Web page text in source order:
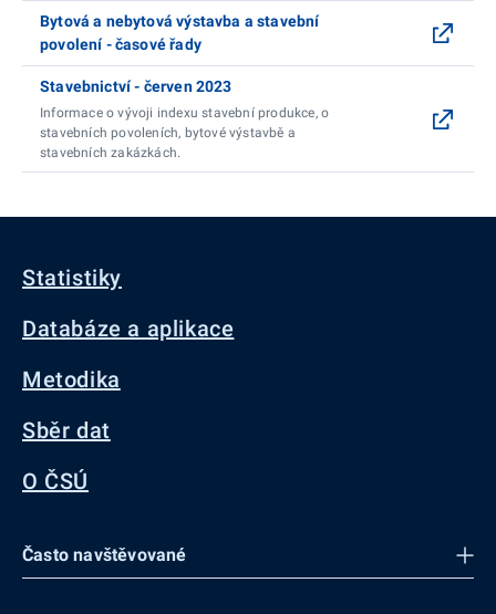
Bytová a nebytová výstavba a stavební
povolení - časové řady
Stavebnictví - červen 2023
Informace o vývoji indexu stavební produkce, o
stavebních povoleních, bytové výstavbě a
stavebních zakázkách.
Statistiky
Databáze a aplikace
Metodika
Sběr dat
O ČSÚ
Často navštěvované